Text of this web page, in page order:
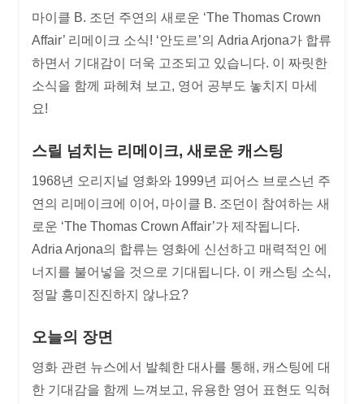
마이클 B. 조던 주연의 새로운 ‘The Thomas Crown
Affair’ 리메이크 소식! ‘안도르’의 Adria Arjona가 합류
하면서 기대감이 더욱 고조되고 있습니다. 이 짜릿한
소식을 함께 파헤쳐 보고, 영어 공부도 놓치지 마세
요!
스릴 넘치는 리메이크, 새로운 캐스팅
1968년 오리지널 영화와 1999년 피어스 브로스넌 주
연의 리메이크에 이어, 마이클 B. 조던이 참여하는 새
로운 ‘The Thomas Crown Affair’가 제작됩니다.
Adria Arjona의 합류는 영화에 신선하고 매력적인 에
너지를 불어넣을 것으로 기대됩니다. 이 캐스팅 소식,
정말 흥미진진하지 않나요?
오늘의 장면
영화 관련 뉴스에서 발췌한 대사를 통해, 캐스팅에 대
한 기대감을 함께 느껴보고, 유용한 영어 표현도 익혀